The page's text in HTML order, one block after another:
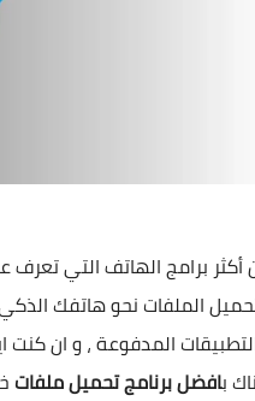
برامج الهاتف التي تعرف
الملفات نحو هاتفك
المدفوعة ، و ان
بافضل برنامج تحميل ملفات